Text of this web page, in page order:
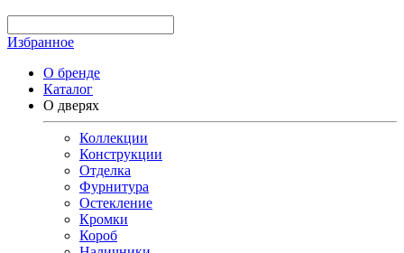
Избранное
О бренде
Каталог
О дверях
Коллекции
Конструкции
Отделка
Фурнитура
Остекление
Кромки
Короб